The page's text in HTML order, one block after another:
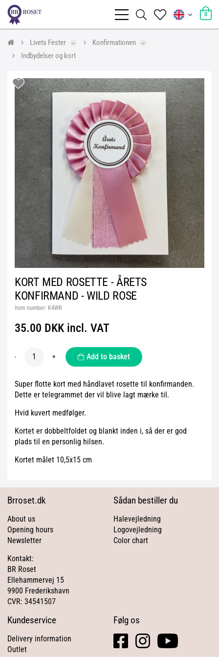
0
Livets Fester
Konfirmationen
Indbydelser og kort
KORT MED ROSETTE - ÅRETS
KONFIRMAND - WILD ROSE
Item number: K4WR
35.00 DKK incl. VAT
- + Add to basket
Super flotte kort med håndlavet rosette til konfirmanden.
Dette er telegrammet der vil blive lagt mærke til.
Hvid kuvert medfølger.
Kortet er dobbeltfoldet og blankt inden i, så der er god
plads til en personlig hilsen.
Kortet målet 10,5x15 cm
Brroset.dk
About us
Opening hours
Newsletter
Kontakt:
BR Roset
Ellehammervej 15
9900 Frederikshavn
CVR: 34541507
Sådan bestiller du
Halevejledning
Logovejledning
Color chart
Kundeservice
Delivery information
Outlet
Følg os
facebook
square
instagramyoutube